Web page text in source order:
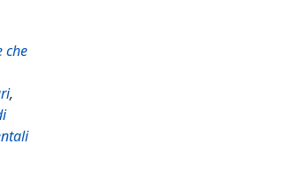
che
,